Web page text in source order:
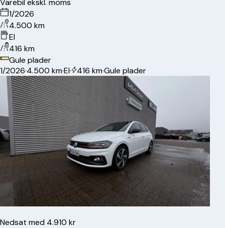
Varebil ekskl. moms
1/2026
4.500 km
El
416 km
Gule plader
1/2026·4.500 km·El· 416 km·Gule plader
Nedsat med 4.910 kr